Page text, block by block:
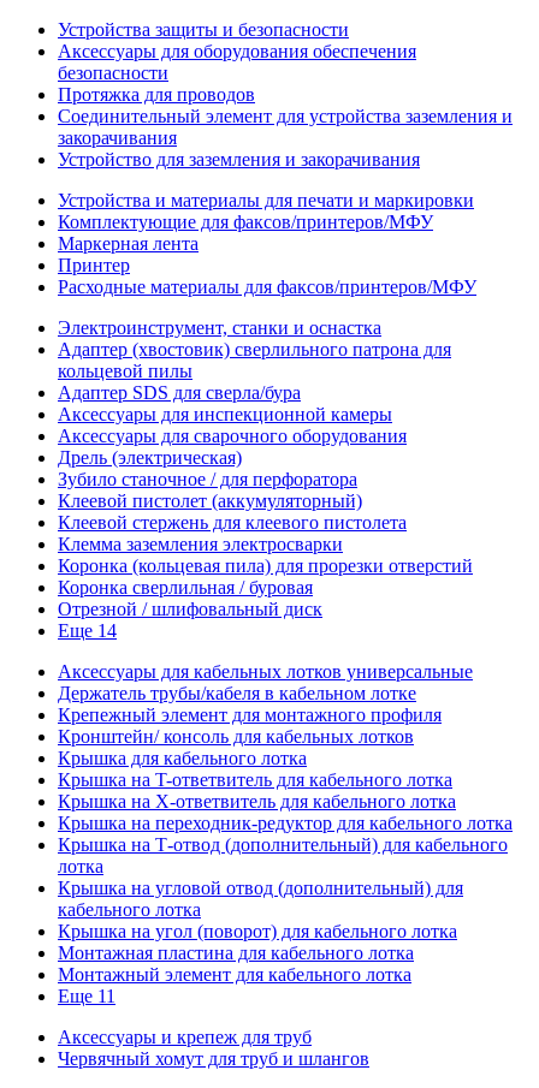
Устройства защиты и безопасности
Аксессуары для оборудования обеспечения
безопасности
Протяжка для проводов
Соединительный элемент для устройства заземления и
закорачивания
Устройство для заземления и закорачивания
Устройства и материалы для печати и маркировки
Комплектующие для факсов/принтеров/МФУ
Маркерная лента
Принтер
Расходные материалы для факсов/принтеров/МФУ
Электроинструмент, станки и оснастка
Адаптер (хвостовик) сверлильного патрона для
кольцевой пилы
Адаптер SDS для сверла/бура
Аксессуары для инспекционной камеры
Аксессуары для сварочного оборудования
Дрель (электрическая)
Зубило станочное / для перфоратора
Клеевой пистолет (аккумуляторный)
Клеевой стержень для клеевого пистолета
Клемма заземления электросварки
Коронка (кольцевая пила) для прорезки отверстий
Коронка сверлильная / буровая
Отрезной / шлифовальный диск
Еще 14
Аксессуары для кабельных лотков универсальные
Держатель трубы/кабеля в кабельном лотке
Крепежный элемент для монтажного профиля
Кронштейн/ консоль для кабельных лотков
Крышка для кабельного лотка
Крышка на T-ответвитель для кабельного лотка
Крышка на X-ответвитель для кабельного лотка
Крышка на переходник-редуктор для кабельного лотка
Крышка на Т-отвод (дополнительный) для кабельного
лотка
Крышка на угловой отвод (дополнительный) для
кабельного лотка
Крышка на угол (поворот) для кабельного лотка
Монтажная пластина для кабельного лотка
Монтажный элемент для кабельного лотка
Еще 11
Аксессуары и крепеж для труб
Червячный хомут для труб и шлангов